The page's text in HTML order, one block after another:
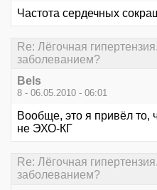
Частота сердечных
Re: Лёгочная
заболеванием?
Bels
8 - 06.05.2010 - 06:01
Вообще, это я привёл то,
не ЭХО-КГ
Re: Лёгочная
заболеванием?